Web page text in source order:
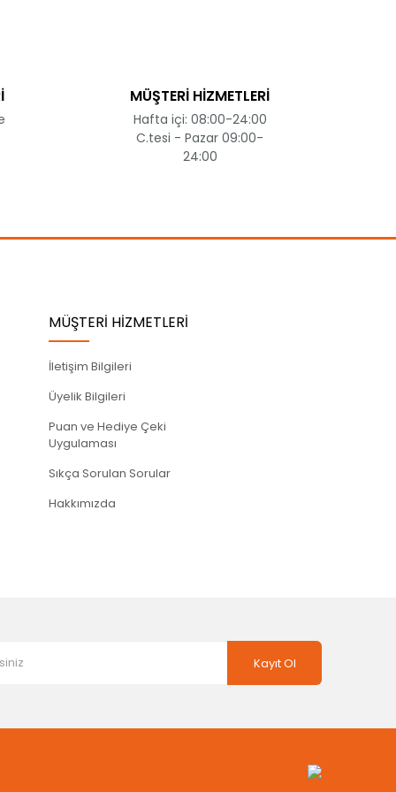
MÜŞTERİ HİZMETLERİ
Hafta içi: 08:00-24:00
C.tesi - Pazar 09:00-
24:00
MÜŞTERİ HİZMETLERİ
İletişim Bilgileri
Üyelik Bilgileri
Puan ve Hediye Çeki
Uygulaması
Sıkça Sorulan Sorular
Hakkımızda
Kayıt Ol